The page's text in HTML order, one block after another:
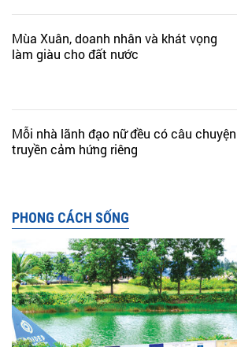
Mùa Xuân, doanh nhân và khát vọng
làm giàu cho đất nước
Mỗi nhà lãnh đạo nữ đều có câu chuyện
truyền cảm hứng riêng
PHONG CÁCH SỐNG